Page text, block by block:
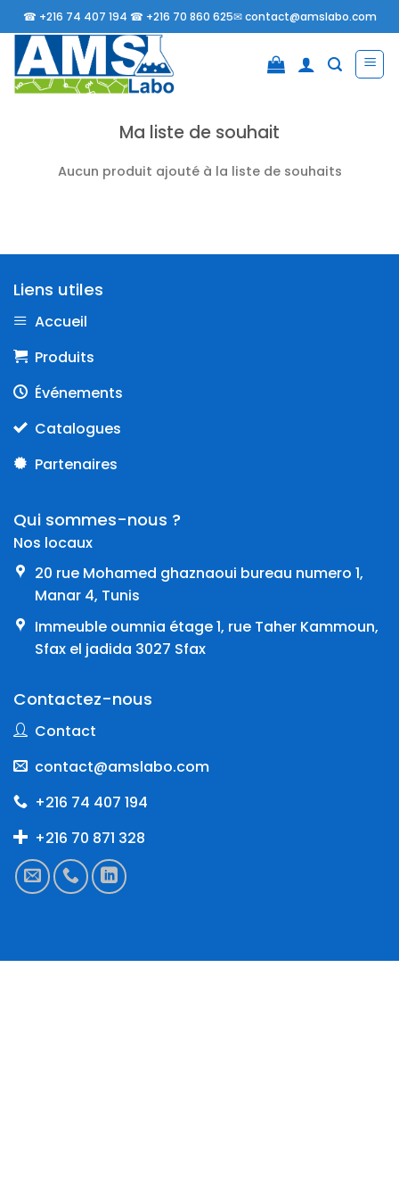
Passer
au
contenu
☎ +216 74 407 194 ☎ +216 70 860 625✉contact@amslabo.com
Ma liste de souhait
Aucun produit ajouté à la liste de souhaits
Liens utiles
Accueil
Produits
Événements
Catalogues
Partenaires
Qui sommes-nous ?
Nos locaux
20 rue Mohamed ghaznaoui bureau numero 1,
Manar 4, Tunis
Immeuble oumnia étage 1, rue Taher Kammoun,
Sfax el jadida 3027 Sfax
Contactez-nous
Contact
contact@amslabo.com
+216 74 407 194
+216 70 871 328